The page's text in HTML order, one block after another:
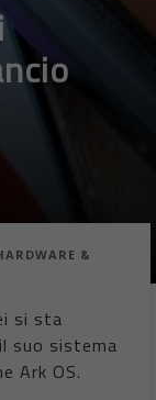
&
si sta
suo sistema
Ark OS.